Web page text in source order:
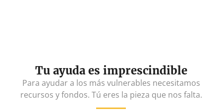
Tu ayuda es imprescindible
Para ayudar a los más vulnerables necesitamos
recursos y fondos. Tú eres la pieza que nos falta.